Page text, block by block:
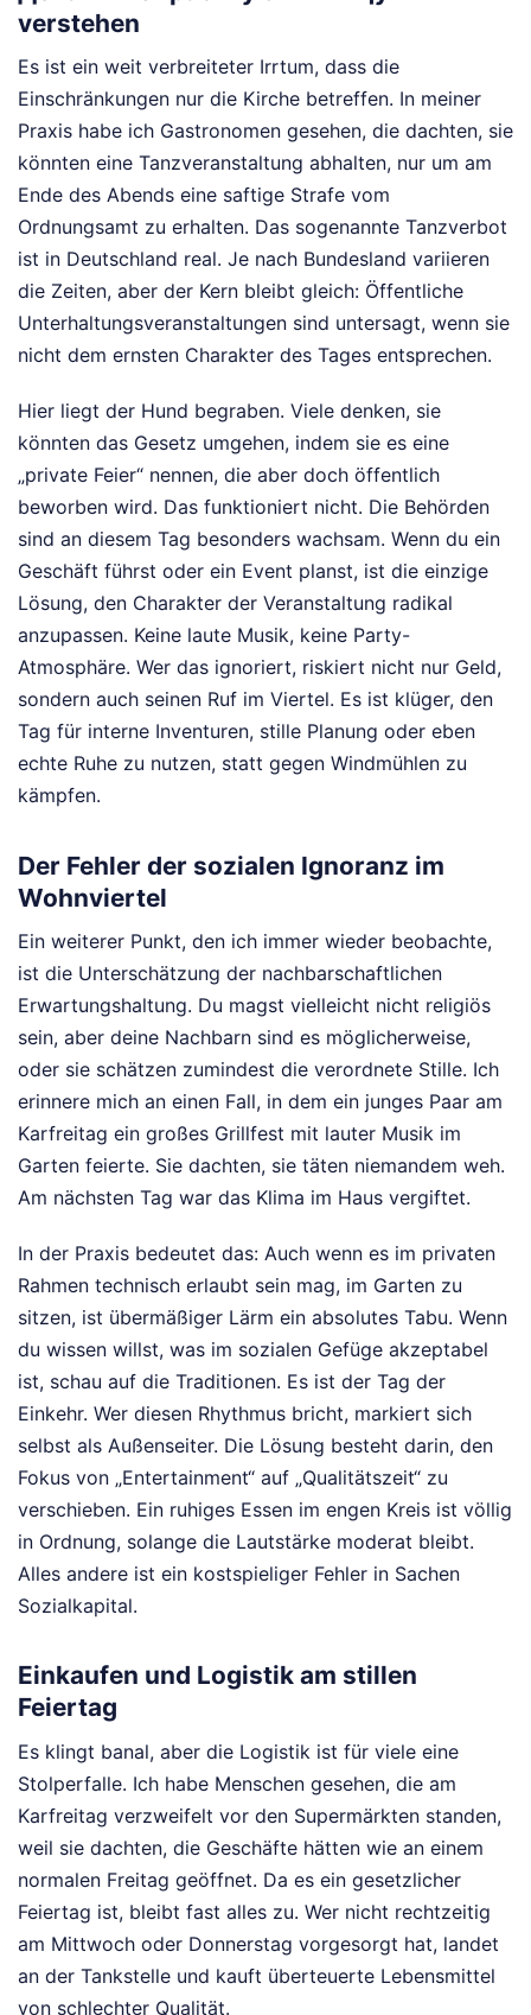
verstehen
Es ist ein weit verbreiteter Irrtum, dass die
Einschränkungen nur die Kirche betreffen. In meiner
Praxis habe ich Gastronomen gesehen, die dachten, sie
könnten eine Tanzveranstaltung abhalten, nur um am
Ende des Abends eine saftige Strafe vom
Ordnungsamt zu erhalten. Das sogenannte Tanzverbot
ist in Deutschland real. Je nach Bundesland variieren
die Zeiten, aber der Kern bleibt gleich: Öffentliche
Unterhaltungsveranstaltungen sind untersagt, wenn sie
nicht dem ernsten Charakter des Tages entsprechen.
Hier liegt der Hund begraben. Viele denken, sie
könnten das Gesetz umgehen, indem sie es eine
„private Feier“ nennen, die aber doch öffentlich
beworben wird. Das funktioniert nicht. Die Behörden
sind an diesem Tag besonders wachsam. Wenn du ein
Geschäft führst oder ein Event planst, ist die einzige
Lösung, den Charakter der Veranstaltung radikal
anzupassen. Keine laute Musik, keine Party-
Atmosphäre. Wer das ignoriert, riskiert nicht nur Geld,
sondern auch seinen Ruf im Viertel. Es ist klüger, den
Tag für interne Inventuren, stille Planung oder eben
echte Ruhe zu nutzen, statt gegen Windmühlen zu
kämpfen.
Der Fehler der sozialen Ignoranz im
Wohnviertel
Ein weiterer Punkt, den ich immer wieder beobachte,
ist die Unterschätzung der nachbarschaftlichen
Erwartungshaltung. Du magst vielleicht nicht religiös
sein, aber deine Nachbarn sind es möglicherweise,
oder sie schätzen zumindest die verordnete Stille. Ich
erinnere mich an einen Fall, in dem ein junges Paar am
Karfreitag ein großes Grillfest mit lauter Musik im
Garten feierte. Sie dachten, sie täten niemandem weh.
Am nächsten Tag war das Klima im Haus vergiftet.
In der Praxis bedeutet das: Auch wenn es im privaten
Rahmen technisch erlaubt sein mag, im Garten zu
sitzen, ist übermäßiger Lärm ein absolutes Tabu. Wenn
du wissen willst, was im sozialen Gefüge akzeptabel
ist, schau auf die Traditionen. Es ist der Tag der
Einkehr. Wer diesen Rhythmus bricht, markiert sich
selbst als Außenseiter. Die Lösung besteht darin, den
Fokus von „Entertainment“ auf „Qualitätszeit“ zu
verschieben. Ein ruhiges Essen im engen Kreis ist völlig
in Ordnung, solange die Lautstärke moderat bleibt.
Alles andere ist ein kostspieliger Fehler in Sachen
Sozialkapital.
Einkaufen und Logistik am stillen
Feiertag
Es klingt banal, aber die Logistik ist für viele eine
Stolperfalle. Ich habe Menschen gesehen, die am
Karfreitag verzweifelt vor den Supermärkten standen,
weil sie dachten, die Geschäfte hätten wie an einem
normalen Freitag geöffnet. Da es ein gesetzlicher
Feiertag ist, bleibt fast alles zu. Wer nicht rechtzeitig
am Mittwoch oder Donnerstag vorgesorgt hat, landet
an der Tankstelle und kauft überteuerte Lebensmittel
von schlechter Qualität.